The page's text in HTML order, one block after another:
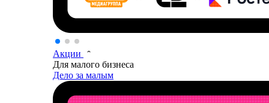
Акции
Для малого бизнеса
Дело за малым